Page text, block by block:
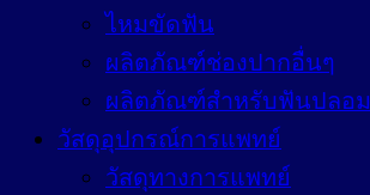
ไหมขัดฟัน
ผลิตภัณฑ์ช่องปากอื่นๆ
ผลิตภัณฑ์สำหรับฟันปลอม
วัสดุอุปกรณ์การแพทย์
วัสดุทางการแพทย์